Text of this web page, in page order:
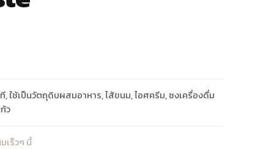
, ใช้เป็นวัตถุดิบผสมอาหาร, ไส้ขนม, ไอศครีม, ชงเครื่องดื่ม
ว
เร็วๆ นี้